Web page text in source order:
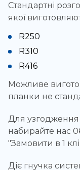
Стандартні
якої
R250
R310
R416
Можливе
планки не
Для узгодження
набирайте нас
"Замовити в 1
Діє гнучка